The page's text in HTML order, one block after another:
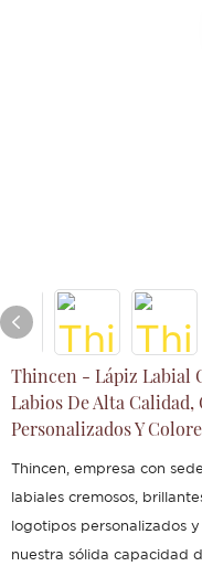
Thincen - Lápiz Labial
Labios De Alta
Personalizados Y
Thincen, empresa con
labiales cremosos,
logotipos personalizados
nuestra sólida capacidad